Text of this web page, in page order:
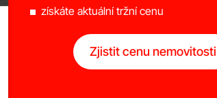
získáte aktuální tržní cenu
Zjistit cenu nemovitosti